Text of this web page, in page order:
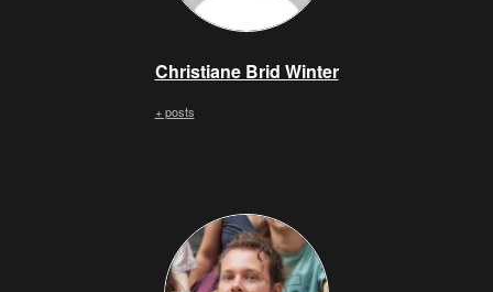
Christiane Brid Winter
+ posts